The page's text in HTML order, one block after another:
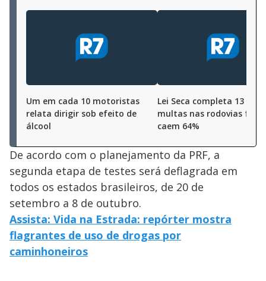
Um em cada 10 motoristas
relata dirigir sob efeito de
álcool
Lei Seca completa 13
multas nas rodovias
caem 64%
De acordo com o planejamento da PRF, a
segunda etapa de testes será deflagrada em
todos os estados brasileiros, de 20 de
setembro a 8 de outubro.
Assista: Vida na Estrada: repórter mostra
flagrantes de uso de drogas por
caminhoneiros